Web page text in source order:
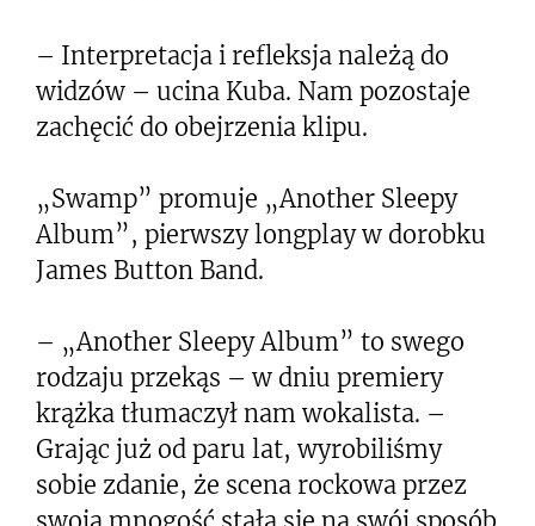
– Interpretacja i refleksja należą do
widzów – ucina Kuba. Nam pozostaje
zachęcić do obejrzenia klipu.
„Swamp” promuje „Another Sleepy
Album”, pierwszy longplay w dorobku
James Button Band.
– „Another Sleepy Album” to swego
rodzaju przekąs – w dniu premiery
krążka tłumaczył nam wokalista. –
Grając już od paru lat, wyrobiliśmy
sobie zdanie, że scena rockowa przez